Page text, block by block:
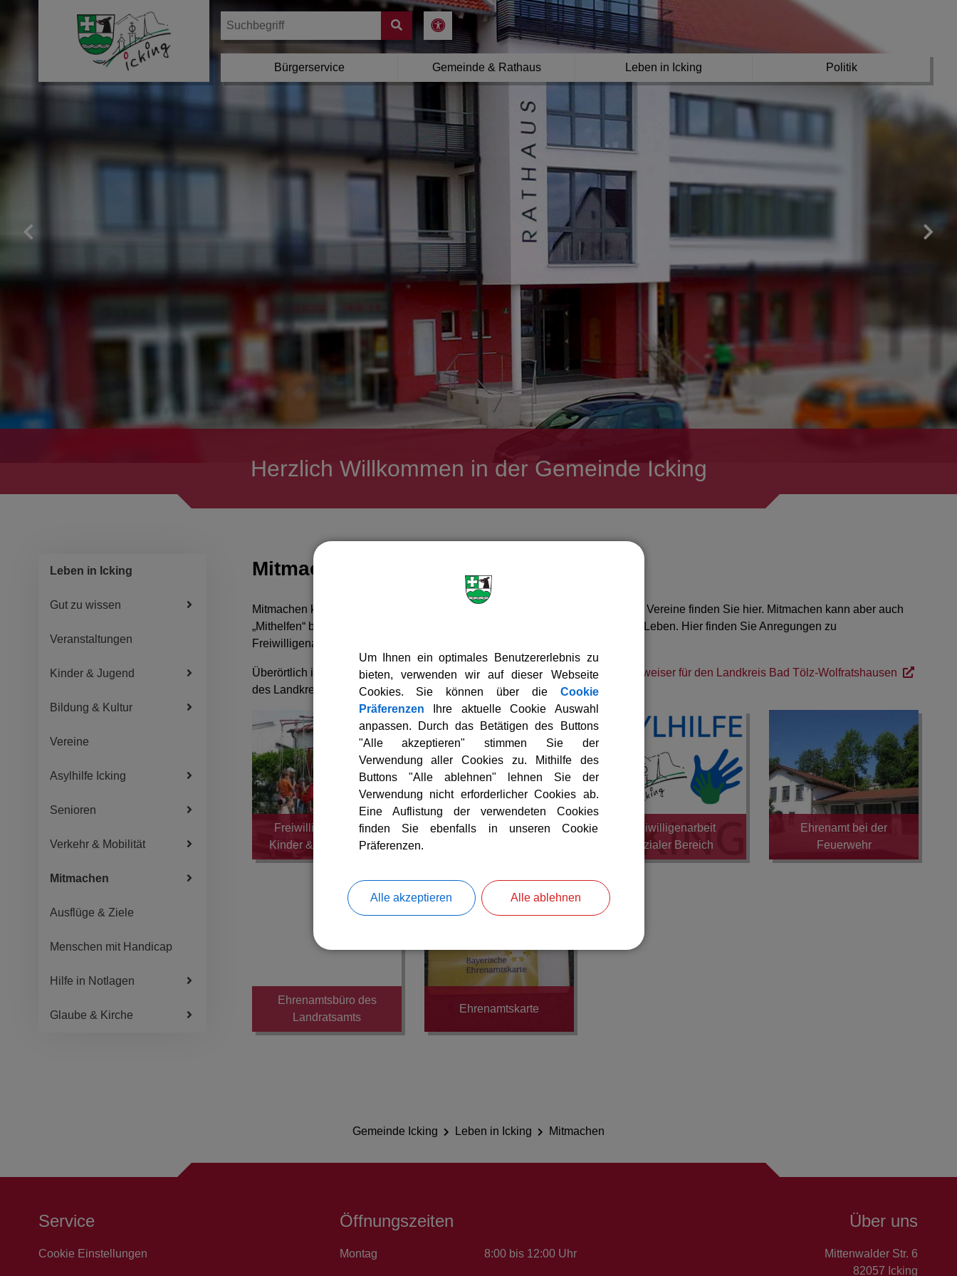
Bürgerservice Gemeinde & Rathaus Leben in Icking Politik
Herzlich Willkommen in der Gemeinde Icking
Leben in Icking
Gut zu wissen
Veranstaltungen
Kinder & Jugend
Bildung & Kultur
Vereine
Asylhilfe Icking
Senioren
Verkehr & Mobilität
Mitmachen
Ausflüge & Ziele
Menschen mit Handicap
Hilfe in Notlagen
Glaube & Kirche
Mitmachen!
Mitmachen kann man in Icking in den verschiedensten Vereinen. Die Liste der Vereine finden Sie hier. Mitmachen kann aber auch
„Mithelfen“ bedeuten. Davon lebt eine Dorfgemeinschaft und hält sie auch am Leben. Hier finden Sie Anregungen zu
Freiwilligenarbeit in den verschiedensten Bereichen in Icking.
Überörtlich ist hier der EhrenamtskompassEngagementkompass - Sozialwegweiser für den Landkreis Bad Tölz-Wolfratshausen
des Landkreises auch informativ.
Freiwilligenarbeit mit
Kinder & Jugendlichen
Freiwilligenarbeit
Freiwilligenarbeit
Sozialer Bereich
Ehrenamt bei der
Feuerwehr
Ehrenamtsbüro des
Landratsamts
Ehrenamtskarte
Gemeinde Icking Leben in Icking Mitmachen
Service
Cookie Einstellungen
Öffnungszeiten
Montag 8:00 bis 12:00 Uhr
Über uns
Mittenwalder Str. 6
82057 Icking
Um Ihnen ein optimales Benutzererlebnis zu
bieten, verwenden wir auf dieser Webseite
Cookies. Sie können über die Cookie
Präferenzen Ihre aktuelle Cookie Auswahl
anpassen. Durch das Betätigen des Buttons
"Alle akzeptieren" stimmen Sie der
Verwendung aller Cookies zu. Mithilfe des
Buttons "Alle ablehnen" lehnen Sie der
Verwendung nicht erforderlicher Cookies ab.
Eine Auflistung der verwendeten Cookies
finden Sie ebenfalls in unseren Cookie
Präferenzen.
Alle akzeptieren Alle ablehnen